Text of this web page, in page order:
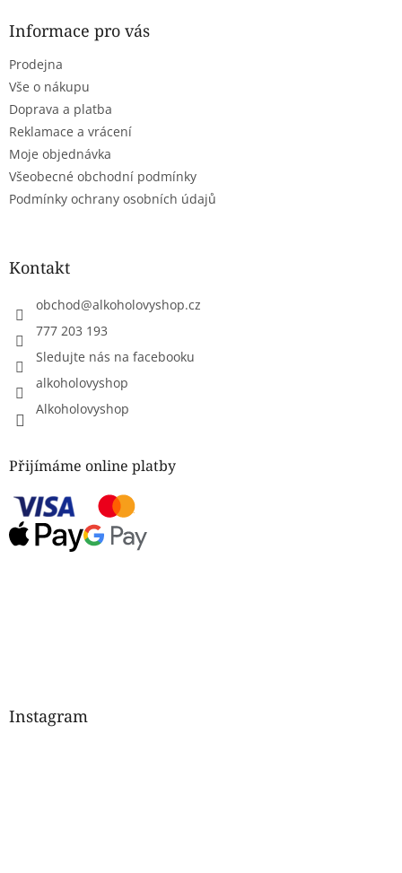
Informace pro vás
Prodejna
Vše o nákupu
Doprava a platba
Reklamace a vrácení
Moje objednávka
Všeobecné obchodní podmínky
Podmínky ochrany osobních údajů
Kontakt
obchod@alkoholovyshop.cz
777 203 193
Sledujte nás na facebooku
alkoholovyshop
Alkoholovyshop
Přijímáme online platby
Instagram